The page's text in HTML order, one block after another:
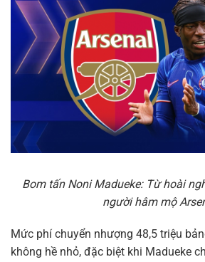
Bom tấn Noni Madueke: Từ hoài
người hâm mộ
Mức phí chuyển nhượng 48,5 triệu
không hề nhỏ, đặc biệt khi Madueke